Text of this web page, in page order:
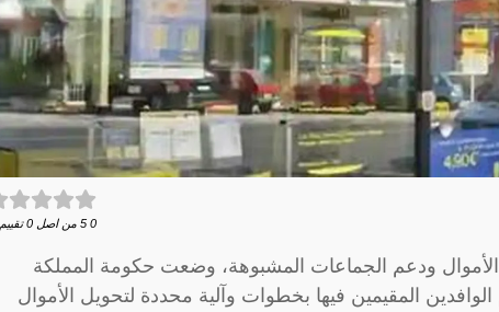
0
5 من اصل 0 تقييم.
ودعم الجماعات المشبوهة، وضعت حكومة المملكة
المقيمين فيها بخطوات وآلية محددة لتحويل الأموال